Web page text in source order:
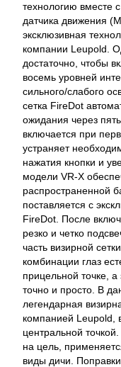
технологию вместе
датчика движения
эксклюзивная
компании Leupold.
достаточно, чтобы
восемь уровней
сильного/слабого
сетка FireDot
ожидания через
включается при
устраняет
нажатия кнопки и
модели VR-X
распространенной
поставляется с
FireDot. После
резко и четко
часть визирной
комбинации глаз
прицельной точке, а
точно и просто. В
легендарная
компанией Leupold,
центральной
на цель,
виды дичи.